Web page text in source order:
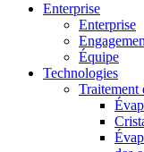
Enterprise
Enterprise
Équipe
Technologies
Traitement